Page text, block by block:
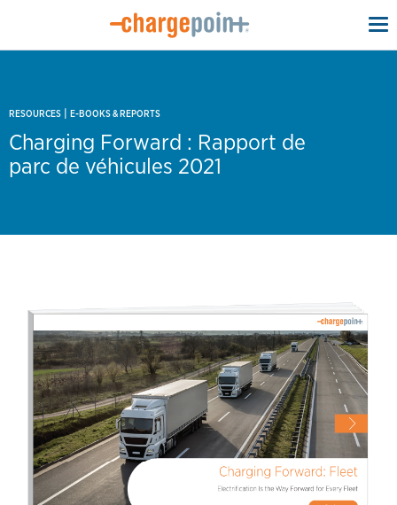
RESOURCES | E-BOOKS & REPORTS
Charging Forward : Rapport de
parc de véhicules 2021